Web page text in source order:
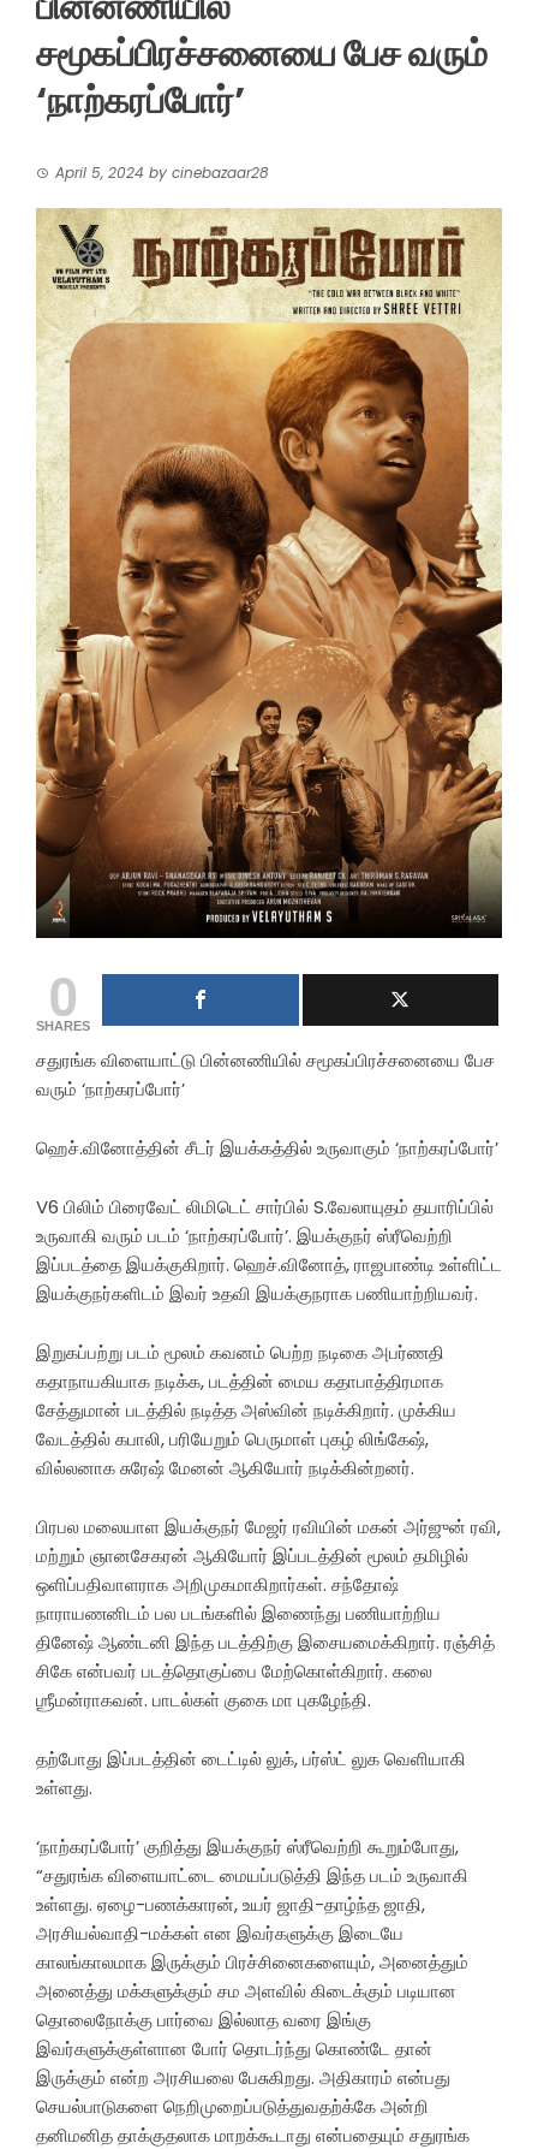
சமூகப்பிரச்சனையை பேச வரும்
‘நாற்கரப்போர்’
April 5, 2024 by cinebazaar28
0
SHARES
சதுரங்க விளையாட்டு பின்னணியில் சமூகப்பிரச்சனையை பேச
வரும் ‘நாற்கரப்போர்’
ஹெச்.வினோத்தின் சீடர் இயக்கத்தில் உருவாகும் ‘நாற்கரப்போர்’
V6 பிலிம் பிரைவேட் லிமிடெட் சார்பில் S.வேலாயுதம் தயாரிப்பில்
உருவாகி வரும் படம் ‘நாற்கரப்போர்’. இயக்குநர் ஸ்ரீவெற்றி
இப்படத்தை இயக்குகிறார். ஹெச்.வினோத், ராஜபாண்டி உள்ளிட்ட
இயக்குநர்களிடம் இவர் உதவி இயக்குநராக பணியாற்றியவர்.
இறுகப்பற்று படம் மூலம் கவனம் பெற்ற நடிகை அபர்ணதி
கதாநாயகியாக நடிக்க, படத்தின் மைய கதாபாத்திரமாக
சேத்துமான் படத்தில் நடித்த அஸ்வின் நடிக்கிறார். முக்கிய
வேடத்தில் கபாலி, பரியேறும் பெருமாள் புகழ் லிங்கேஷ்,
வில்லனாக சுரேஷ் மேனன் ஆகியோர் நடிக்கின்றனர்.
பிரபல மலையாள இயக்குநர் மேஜர் ரவியின் மகன் அர்ஜுன் ரவி,
மற்றும் ஞானசேகரன் ஆகியோர் இப்படத்தின் மூலம் தமிழில்
ஒளிப்பதிவாளராக அறிமுகமாகிறார்கள். சந்தோஷ்
நாராயணனிடம் பல படங்களில் இணைந்து பணியாற்றிய
தினேஷ் ஆண்டனி இந்த படத்திற்கு இசையமைக்கிறார். ரஞ்சித்
சிகே என்பவர் படத்தொகுப்பை மேற்கொள்கிறார். கலை
ஶ்ரீமன்ராகவன். பாடல்கள் குகை மா புகழேந்தி.
தற்போது இப்படத்தின் டைட்டில் லுக், பர்ஸ்ட் லுக வெளியாகி
உள்ளது.
‘நாற்கரப்போர்’ குறித்து இயக்குநர் ஸ்ரீவெற்றி கூறும்போது,
“சதுரங்க விளையாட்டை மையப்படுத்தி இந்த படம் உருவாகி
உள்ளது. ஏழை-பணக்காரன், உயர் ஜாதி-தாழ்ந்த ஜாதி,
அரசியல்வாதி-மக்கள் என இவர்களுக்கு இடையே
காலங்காலமாக இருக்கும் பிரச்சினைகளையும், அனைத்தும்
அனைத்து மக்களுக்கும் சம அளவில் கிடைக்கும் படியான
தொலைநோக்கு பார்வை இல்லாத வரை இங்கு
இவர்களுக்குள்ளான போர் தொடர்ந்து கொண்டே தான்
இருக்கும் என்ற அரசியலை பேசுகிறது. அதிகாரம் என்பது
செயல்பாடுகளை நெறிமுறைப்படுத்துவதற்க்கே அன்றி
தனிமனித தாக்குதலாக மாறக்கூடாது என்பதையும் சதுரங்க